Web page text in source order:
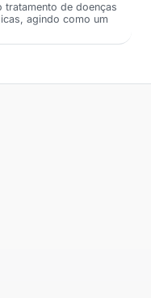
tratamento de doenças
agindo como um